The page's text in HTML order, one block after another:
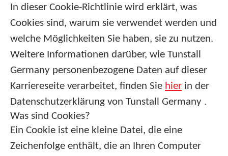
In dieser Cookie-Richtlinie wird erklärt, was
Cookies sind, warum sie verwendet werden und
welche Möglichkeiten Sie haben, sie zu nutzen.
Weitere Informationen darüber, wie Tunstall
Germany personenbezogene Daten auf dieser
Karriereseite verarbeitet, finden Sie hier in der
Datenschutzerklärung von Tunstall Germany .
Was sind Cookies?
Ein Cookie ist eine kleine Datei, die eine
Zeichenfolge enthält, die an Ihren Computer